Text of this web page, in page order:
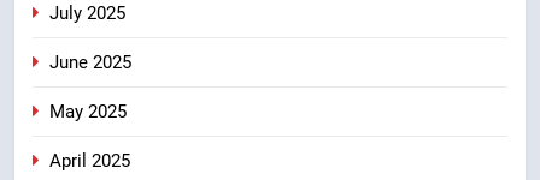
July 2025
June 2025
May 2025
April 2025